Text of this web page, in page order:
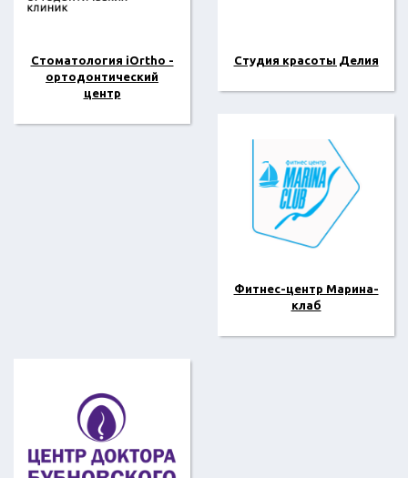
Стоматология iOrtho -
ортодонтический
центр
Студия красоты Делия
Фитнес-центр Марина-
клаб